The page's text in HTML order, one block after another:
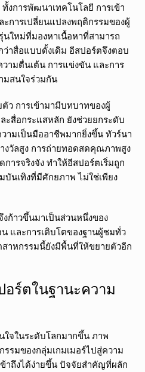
งการพัฒนาเทคโนโลยี การเข้า
ะการเปลี่ยนแปลงพฤติกรรมของผู้
ใหม่ที่มองหาเนื้อหาที่สามารถ
าสื่อแบบดั้งเดิม อีสปอร์ตจึงตอบ
ามตื่นเต้น การแข่งขัน และการ
มสนใจร่วมกัน
ว การเข้ามามีบทบาทของผู้
สื่อกระแสหลัก ยังช่วยยกระดับ
มเป็นมืออาชีพมากยิ่งขึ้น ทัวร์นา
งวัลสูง การถ่ายทอดสดคุณภาพสูง
ารจริงจัง ทำให้อีสปอร์ตเริ่มถูก
บันเทิงที่มีศักยภาพ ไม่ใช่เพียง
ก้าวขึ้นมาเป็นส่วนหนึ่งของ
และการเติบโตของฐานผู้ชมทั่ว
าหกรรมนี้ยังมีพื้นที่ให้ขยายตัวอีก
อร์ตในฐานะความ
ใจในระดับโลกมากขึ้น ภาพ
รมของกลุ่มเกมเมอร์ไปสู่ความ
าถึงได้ง่ายขึ้น ปัจจัยสำคัญที่ผลัก